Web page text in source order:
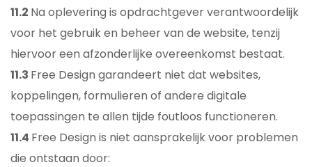
11.2 Na oplevering is opdrachtgever verantwoordelijk
voor het gebruik en beheer van de website, tenzij
hiervoor een afzonderlijke overeenkomst bestaat.
11.3 Free Design garandeert niet dat websites,
koppelingen, formulieren of andere digitale
toepassingen te allen tijde foutloos functioneren.
11.4 Free Design is niet aansprakelijk voor problemen
die ontstaan door: